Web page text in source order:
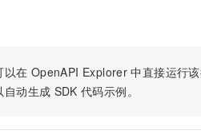
以在 OpenAPI Explorer 中直接运行
自动生成 SDK 代码示例。
Plus
业级SaaS模式云数据仓库 提供一站
OpenClaw
200元试用点，立即开启云上创新 送.CN域
平台阿里云版
快递物流
合作计划
皮书